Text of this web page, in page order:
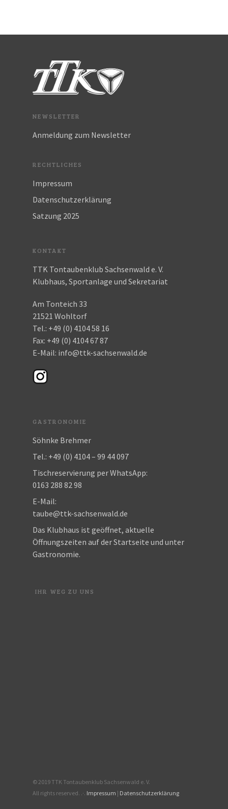
NEWSLETTER
Anmeldung zum Newsletter
RECHTLICHES
Impressum
Datenschutzerklärung
Satzung 2025
KONTAKT
TTK Tontaubenklub Sachsenwald e. V.
Klubhaus, Sportanlage und Sekretariat
Am Tonteich 33
21521 Wohltorf
Tel.: +49 (0) 4104 58 16
Fax: +49 (0) 4104 67 87
E-Mail: info@ttk-sachsenwald.de
GASTRONOMIE
Söhnke Brehmer
Tel.: +49 (0) 4104 – 99 44 097
Tischreservierung per WhatsApp:
0163 288 82 98
E-Mail:
taube@ttk-sachsenwald.de
Das Klubhaus ist geöffnet, aktuelle
Öffnungszeiten auf der Startseite und unter
Gastronomie.
IHR WEG ZU UNS
© 2019 TTK Tontaubenklub Sachsenwald e. V.
All rights reserved. .·. Impressum | Datenschutzerklärung